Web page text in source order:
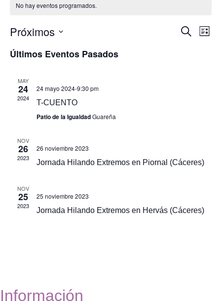
No hay eventos programados.
Buscar
Lista
Próximos
la
fecha.
Últimos Eventos Pasados
MAY
24
2024
24 mayo 2024-9:30 pm
T-CUENTO
Patio de la IgualdadGuareña
NOV
26
2023
26 noviembre 2023
Jornada Hilando Extremos en Piornal (Cáceres)
NOV
25
2023
25 noviembre 2023
Jornada Hilando Extremos en Hervás (Cáceres)
Información